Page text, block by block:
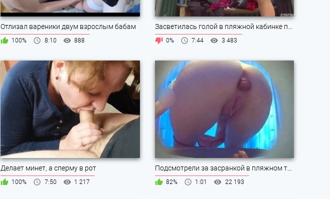
Отлизал вареники двум взрослым бабам
100% 8:10 888
Засветилась голой в пляжной кабинке принимая душ
0% 7:44 3 483
Делает минет, а сперму в рот
100% 7:50 1 217
Подсмотрели за засранкой в пляжном туалете
82% 1:01 22 193